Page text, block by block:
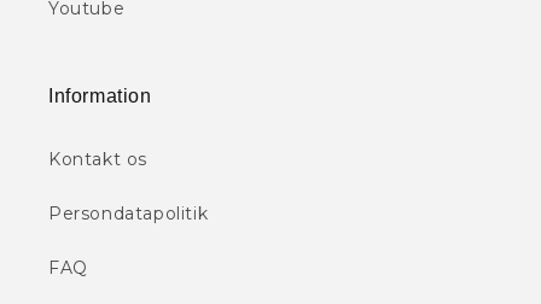
Youtube
Information
Kontakt os
Persondatapolitik
FAQ